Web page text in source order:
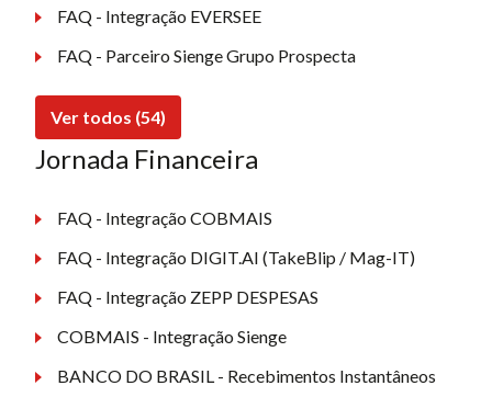
FAQ - Integração EVERSEE
FAQ - Parceiro Sienge Grupo Prospecta
Ver todos (54)
Jornada Financeira
FAQ - Integração COBMAIS
FAQ - Integração DIGIT.AI (TakeBlip / Mag-IT)
FAQ - Integração ZEPP DESPESAS
COBMAIS - Integração Sienge
BANCO DO BRASIL - Recebimentos Instantâneos